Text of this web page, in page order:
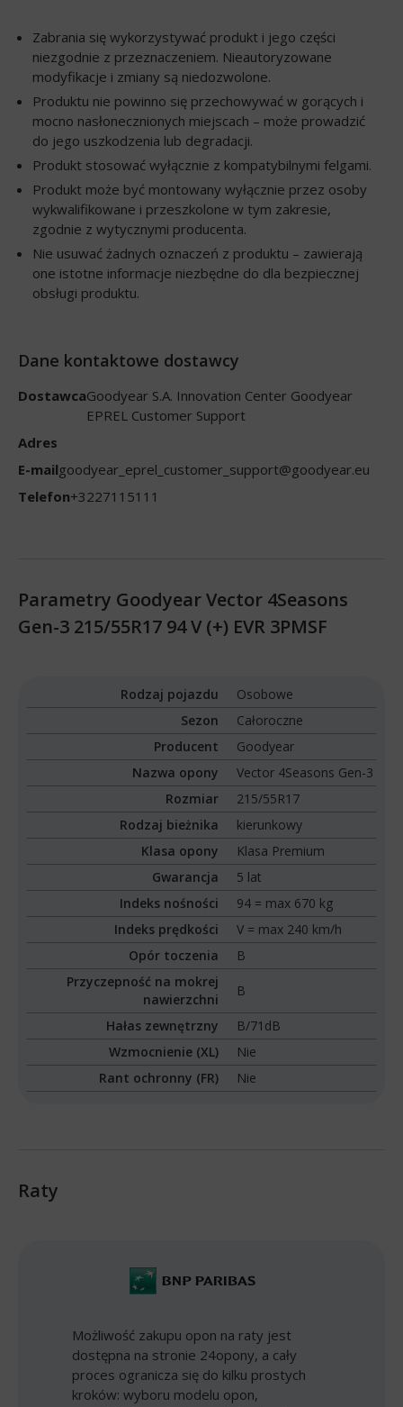
Zabrania się wykorzystywać produkt i jego części
niezgodnie z przeznaczeniem. Nieautoryzowane
modyfikacje i zmiany są niedozwolone.
Produktu nie powinno się przechowywać w gorących i
mocno nasłonecznionych miejscach – może prowadzić
do jego uszkodzenia lub degradacji.
Produkt stosować wyłącznie z kompatybilnymi felgami.
Produkt może być montowany wyłącznie przez osoby
wykwalifikowane i przeszkolone w tym zakresie,
zgodnie z wytycznymi producenta.
Nie usuwać żadnych oznaczeń z produktu – zawierają
one istotne informacje niezbędne do dla bezpiecznej
obsługi produktu.
Dane kontaktowe dostawcy
DostawcaGoodyear S.A. Innovation Center Goodyear
EPREL Customer Support
Adres
E-mailgoodyear_eprel_customer_support@goodyear.eu
Telefon+3227115111
Parametry Goodyear Vector 4Seasons
Gen-3 215/55R17 94 V (+) EVR 3PMSF
Rodzaj pojazdu
Osobowe
Sezon
Całoroczne
Producent
Goodyear
Nazwa opony
Vector 4Seasons Gen-3
Rozmiar
215/55R17
Rodzaj bieżnika
kierunkowy
Klasa opony
Klasa Premium
Gwarancja
5 lat
Indeks nośności
94 = max 670 kg
Indeks prędkości
V = max 240 km/h
Opór toczenia
B
Przyczepność na mokrej
nawierzchni
B
Hałas zewnętrzny
B/71dB
Wzmocnienie (XL)
Nie
Rant ochronny (FR)
Nie
Raty
Możliwość zakupu opon na raty jest
dostępna na stronie 24opony, a cały
proces ogranicza się do kilku prostych
kroków: wyboru modelu opon,